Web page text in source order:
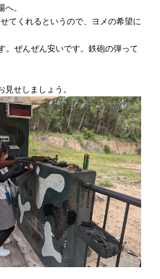
。
てくれるというので、ヨメの希望に
。ぜんぜん安いです。鉄砲の弾って
せしましょう。